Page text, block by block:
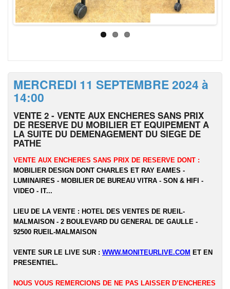
MERCREDI 11 SEPTEMBRE 2024 à
14:00
VENTE 2 - VENTE AUX ENCHERES SANS PRIX
DE RESERVE DU MOBILIER ET EQUIPEMENT A
LA SUITE DU DEMENAGEMENT DU SIEGE DE
PATHE
VENTE AUX ENCHERES SANS PRIX DE RESERVE DONT :
MOBILIER DESIGN DONT CHARLES ET RAY EAMES -
LUMINAIRES - MOBILIER DE BUREAU VITRA - SON & HIFI -
VIDEO - IT...
LIEU DE LA VENTE : HOTEL DES VENTES DE RUEIL-
MALMAISON - 2 BOULEVARD DU GENERAL DE GAULLE -
92500 RUEIL-MALMAISON
VENTE SUR LE LIVE SUR : WWW.MONITEURLIVE.COM ET EN
PRESENTIEL.
NOUS VOUS REMERCIONS DE NE PAS LAISSER D’ENCHERES